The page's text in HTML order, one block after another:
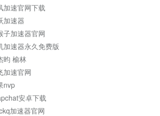
加速官网下载
加速器
子加速器官网
加速器永久免费版
昀 榆林
加速官网
nvp
安卓下载
加速器官网